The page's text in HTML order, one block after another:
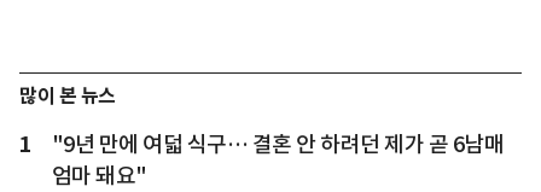
많이 본 뉴스
1
"9년 만에 여덟 식구… 결혼 안 하려던 제가 곧 6남매
엄마 돼요"